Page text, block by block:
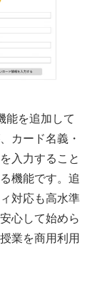
能を追加して
カード名義・
入力すること
機能です。追
対応も高水準
心して始めら
業を商用利用